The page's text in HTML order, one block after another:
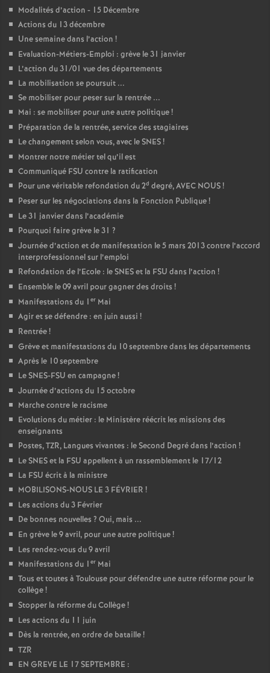
Modalités d’action - 15 Décembre
Actions du 13 décembre
Une semaine dans l’action !
Evaluation-Métiers-Emploi : grève le 31 janvier
L’action du 31/01 vue des départements
La mobilisation se poursuit ...
Se mobiliser pour peser sur la rentrée ...
Mai : se mobiliser pour une autre politique!
Préparation de la rentrée, service des stagiaires
Le changement selon vous, avec le SNES!
Montrer notre métier tel qu’il est
Communiqué FSU contre la ratification
Pour une véritable refondation du 2d degré, AVEC NOUS!
Peser sur les négociations dans la Fonction Publique!
Le 31 janvier dans l’académie
Pourquoi faire grève le 31 ?
Journée d’action et de manifestation le 5 mars 2013 contre l’accord
interprofessionnel sur l’emploi
Refondation de l’Ecole : le SNES et la FSU dans l’action !
Ensemble le 09 avril pour gagner des droits !
Manifestations du 1 er Mai
Agir et se défendre : en juin aussi !
Rentrée!
Grève et manifestations du 10 septembre dans les départements
Après le 10 septembre
Le SNES-FSU en campagne!
Journée d’actions du 15 octobre
Marche contre le racisme
Evolutions du métier : le Ministère réécrit les missions des
enseignants
Postes, TZR, Langues vivantes : le Second Degré dans l’action !
Le SNES et la FSU appellent à un rassemblement le 17/12
La FSU écrit à la ministre
MOBILISONS-NOUS LE 3 FÉVRIER !
Les actions du 3 Février
De bonnes nouvelles ? Oui, mais ...
En grève le 9 avril, pour une autre politique!
Les rendez-vous du 9 avril
Manifestations du 1 er Mai
Tous et toutes à Toulouse pour défendre une autre réforme pour le
collège!
Stopper la réforme du Collège!
Les actions du 11 juin
Dès la rentrée, en ordre de bataille!
TZR
EN GREVE LE 17 SEPTEMBRE :